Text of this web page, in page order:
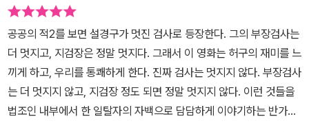
공공의 적2를 보면 설경구가 멋진 검사로 등장한다. 그의 부장검사는
더 멋지고, 지검장은 정말 멋지다. 그래서 이 영화는 허구의 재미를 느
끼게 하고, 우리를 통쾌하게 한다. 진짜 검사는 멋지지 않다. 부장검사
는 더 멋지지 않고, 지검장 정도 되면 정말 멋지지 않다. 이런 것들을
법조인 내부에서 한 일탈자의 자백으로 담담하게 이야기하는 반가운